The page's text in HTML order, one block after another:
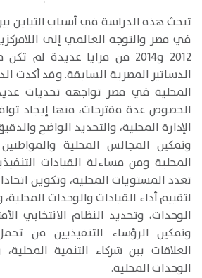
​​تبحث هذه الدراسة في أسباب التباين
في مصر والتوجه العالمي إلى
2012 و2014 من مزايا عديدة
الدساتير المصرية السابقة. وقد أكدت
المحلية في مصر تواجهه تحديات
الخصوص عدة مقترحات، منها إيجاد
الإدارة المحلية، والتحديد الواضح
وتمكين المجالس المحلية
المحلية ومن مساءلة القيادات
تعدد المستويات المحلية، وتكوين
لتقييم أداء القيادات والوحدات
الوحدات، وتحديد النظام الانتخابي
وتمكين الرؤساء التنفيذيين من
العلاقات بين شركاء التنمية
الوحدات المحلية.